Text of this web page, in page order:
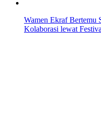
Wamen Ekraf Bertemu
Kolaborasi lewat